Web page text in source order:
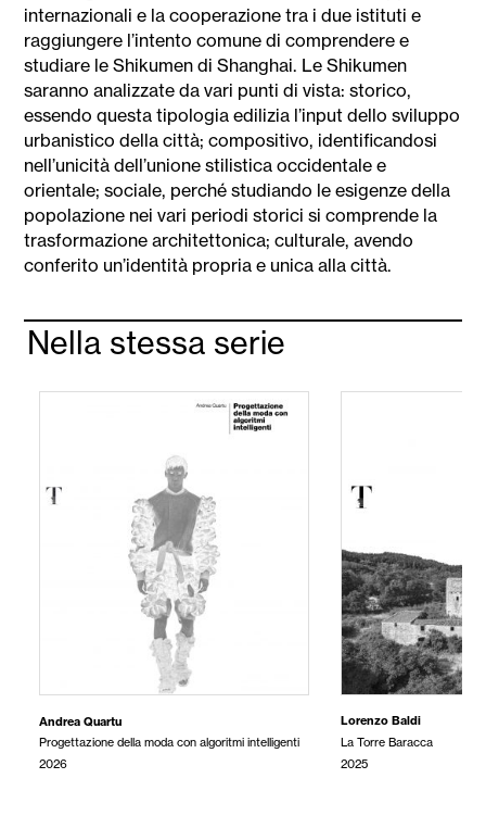
internazionali e la cooperazione tra i due istituti e
raggiungere l’intento comune di comprendere e
studiare le Shikumen di Shanghai. Le Shikumen
saranno analizzate da vari punti di vista: storico,
essendo questa tipologia edilizia l’input dello sviluppo
urbanistico della città; compositivo, identificandosi
nell’unicità dell’unione stilistica occidentale e
orientale; sociale, perché studiando le esigenze della
popolazione nei vari periodi storici si comprende la
trasformazione architettonica; culturale, avendo
conferito un’identità propria e unica alla città.
Nella stessa serie
Andrea Quartu
Progettazione della moda con algoritmi intelligenti
2026
Lorenzo Baldi
La Torre Baracca
2025